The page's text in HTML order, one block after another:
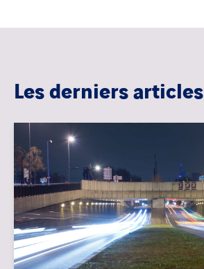
Les derniers articles